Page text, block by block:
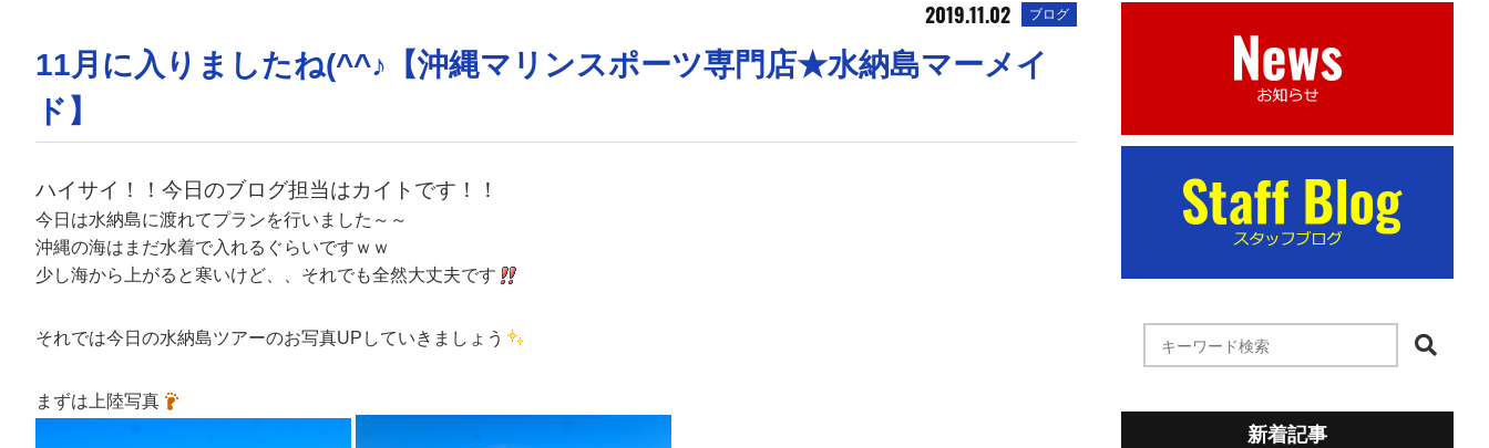
2019.11.02 ブログ
11月に入りましたね(^^♪【沖縄マリンスポーツ専門店★水納島マーメイ
ド】
ハイサイ！！今日のブログ担当はカイトです！！
今日は水納島に渡れてプランを行いました～～
沖縄の海はまだ水着で入れるぐらいですｗｗ
少し海から上がると寒いけど、、それでも全然大丈夫です
それでは今日の水納島ツアーのお写真UPしていきましょう
まずは上陸写真
新着記事